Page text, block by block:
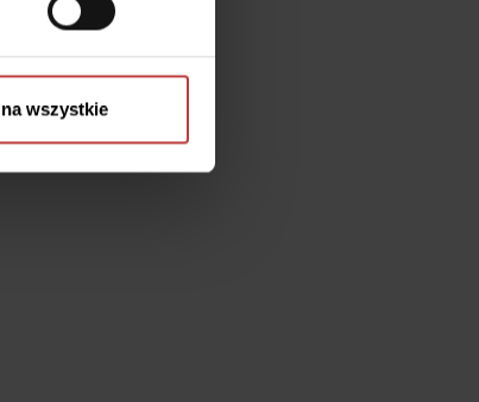
wszystkie